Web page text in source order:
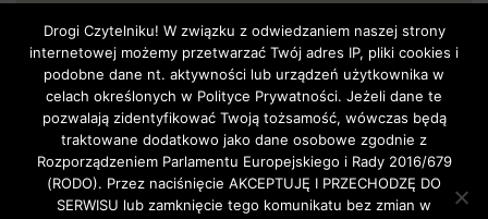
GŁÓWNA
W NUMERZE…
KINO STRZAŁ.pl
WIADOMOŚCI
PRAWO
SPORT
Drogi Czytelniku! W związku z odwiedzaniem naszej strony
internetowej możemy przetwarzać Twój adres IP, pliki cookies i
podobne dane nt. aktywności lub urządzeń użytkownika w
celach określonych w Polityce Prywatności. Jeżeli dane te
pozwalają zidentyfikować Twoją tożsamość, wówczas będą
traktowane dodatkowo jako dane osobowe zgodnie z
Rozporządzeniem Parlamentu Europejskiego i Rady 2016/679
(RODO). Przez naciśnięcie AKCEPTUJĘ I PRZECHODZĘ DO
SERWISU lub zamknięcie tego komunikatu bez zmian w